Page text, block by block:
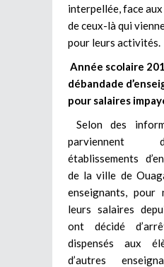
interpellée, face
de ceux-là qui
pour leurs activités.
Année scolaire
débandade
pour salaires
Selon des
parviennent
établissements
de la ville de
enseignants, pour
leurs salaires
ont décidé
dispensés aux
d’autres